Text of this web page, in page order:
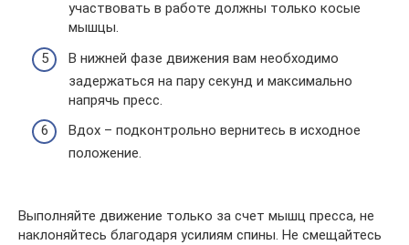
участвовать в работе должны только косые
мышцы.
В нижней фазе движения вам необходимо
задержаться на пару секунд и максимально
напрячь пресс.
Вдох – подконтрольно вернитесь в исходное
положение.
Выполняйте движение только за счет мышц пресса, не
наклоняйтесь благодаря усилиям спины. Не смещайтесь